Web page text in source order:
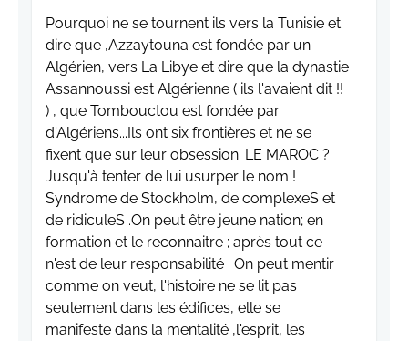
Pourquoi ne se tournent ils vers la Tunisie et
dire que ,Azzaytouna est fondée par un
Algérien, vers La Libye et dire que la dynastie
Assannoussi est Algérienne ( ils l'avaient dit !!
) , que Tombouctou est fondée par
d'Algériens...Ils ont six frontières et ne se
fixent que sur leur obsession: LE MAROC ?
Jusqu'à tenter de lui usurper le nom !
Syndrome de Stockholm, de complexeS et
de ridiculeS .On peut être jeune nation; en
formation et le reconnaitre ; après tout ce
n'est de leur responsabilité . On peut mentir
comme on veut, l'histoire ne se lit pas
seulement dans les édifices, elle se
manifeste dans la mentalité ,l'esprit, les